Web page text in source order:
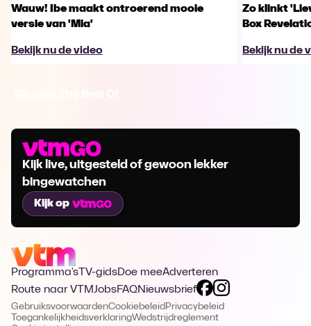
Wauw! Ibe maakt ontroerend mooie
versie van 'Mia'
Bekijk nu de video
Zo klinkt
Box
Bekijk nu de
Kijk live, uitgesteld of gewoon lekker
bingewatchen
Kijk op
Programma's TV-gidsDoe meeAdverteren
Route naar VTMJobsFAQNieuwsbrief
GebruiksvoorwaardenCookiebeleid Privacybeleid
ToegankelijkheidsverklaringWedstrijdreglement